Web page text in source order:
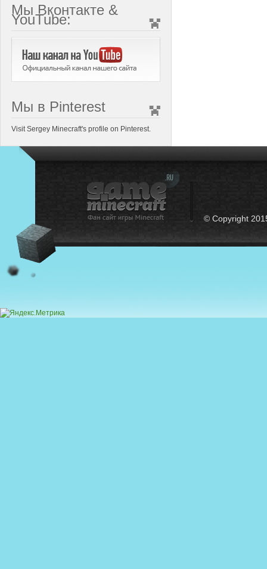
Мы Вконтакте &
YouTube:
Мы в Pinterest
Visit Sergey Minecraft's profile on Pinterest.
© Copyright